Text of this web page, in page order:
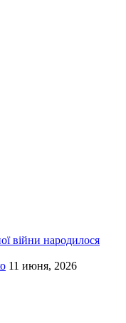
війни народилося
11 июня, 2026